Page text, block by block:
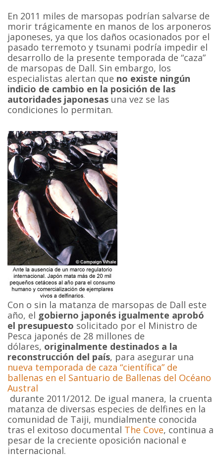
En 2011 miles de marsopas podrían salvarse de
morir trágicamente en manos de los arponeros
japoneses, ya que los daños ocasionados por el
pasado terremoto y tsunami podría impedir el
desarrollo de la presente temporada de “caza”
de marsopas de Dall. Sin embargo, los
especialistas alertan que no existe ningún
indicio de cambio en la posición de las
autoridades japonesas una vez se las
condiciones lo permitan.
Con o sin la matanza de marsopas de Dall este
año, el gobierno japonés igualmente aprobó
el presupuesto solicitado por el Ministro de
Pesca japonés de 28 millones de
dólares, originalmente destinados a la
reconstrucción del país, para asegurar una
nueva temporada de caza “científica” de
ballenas en el Santuario de Ballenas del Océano
Austral
durante 2011/2012. De igual manera, la cruenta
matanza de diversas especies de delfines en la
comunidad de Taiji, mundialmente conocida
tras el exitoso documental The Cove, continua a
pesar de la creciente oposición nacional e
internacional.